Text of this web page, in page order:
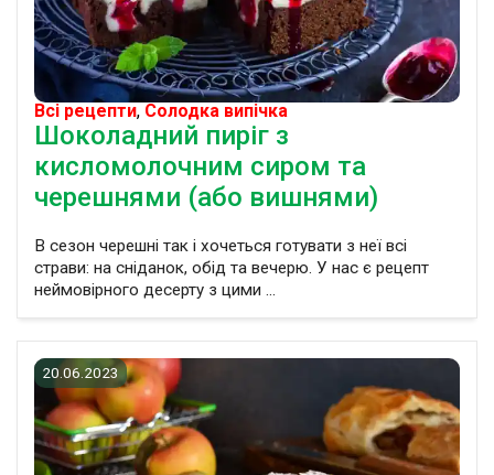
Всі рецепти, Солодка випічка
Шоколадний пиріг з
кисломолочним сиром та
черешнями (або вишнями)
В сезон черешні так і хочеться готувати з неї всі
страви: на сніданок, обід та вечерю. У нас є рецепт
неймовірного десерту з цими ...
20.06.2023